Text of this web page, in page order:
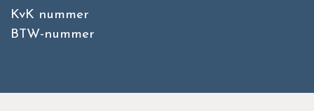
KvK nummer
BTW-nummer